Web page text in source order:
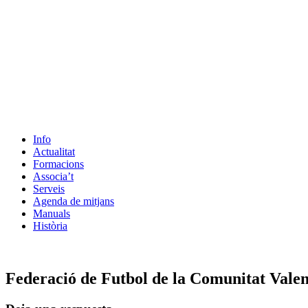
Info
Actualitat
Formacions
Associa’t
Serveis
Agenda de mitjans
Manuals
Història
Federació de Futbol de la Comunitat